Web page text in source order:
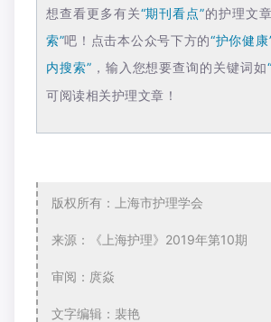
想查看更多有关“期刊看点”的护理文
索”吧！点击本公众号下方的“护你健康
内搜索” ，输入您想要查询的关键词如
可阅读相关护理文章！
版权所有：上海市护理学会
来源：《上海护理》2019年第10期
审阅：庹焱
文字编辑：裴艳